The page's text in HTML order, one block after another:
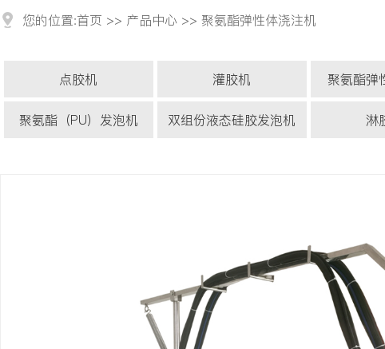
您的位置:首页 >> 产品中心 >> 聚氨酯弹性体浇注机
点胶机 灌胶机 聚氨酯弹
聚氨酯（PU）发泡机 双组份液态硅胶发泡机 淋